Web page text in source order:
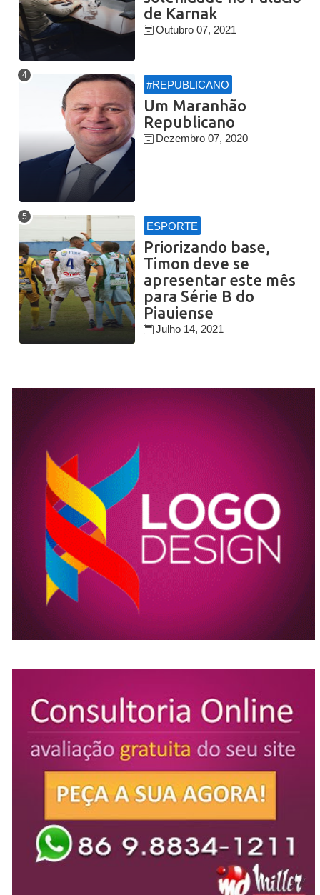
de Karnak
Outubro 07, 2021
#REPUBLICANO
Um Maranhão
Republicano
Dezembro 07, 2020
ESPORTE
Priorizando base,
Timon deve se
apresentar este mês
para Série B do
Piauiense
Julho 14, 2021